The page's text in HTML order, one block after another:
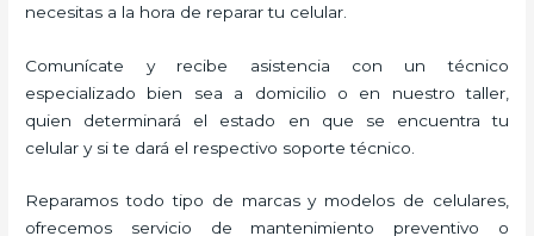
necesitas a la hora de reparar tu celular.
Comunícate y recibe asistencia con un técnico
especializado bien sea a domicilio o en nuestro taller,
quien determinará el estado en que se encuentra tu
celular y si te dará el respectivo soporte técnico.
Reparamos todo tipo de marcas y modelos de celulares,
ofrecemos servicio de mantenimiento preventivo o